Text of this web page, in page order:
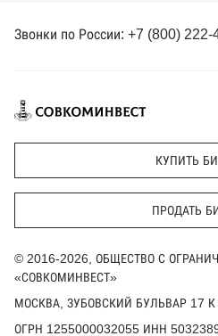
Звонки по России: +7 (800) 222-
КУПИТЬ
ПРОДАТЬ
© 2016-2026, ОБЩЕСТВО С
«СОВКОМИНВЕСТ»
МОСКВА, ЗУБОВСКИЙ БУЛЬВАР 17 К
ОГРН 1255000032055 ИНН